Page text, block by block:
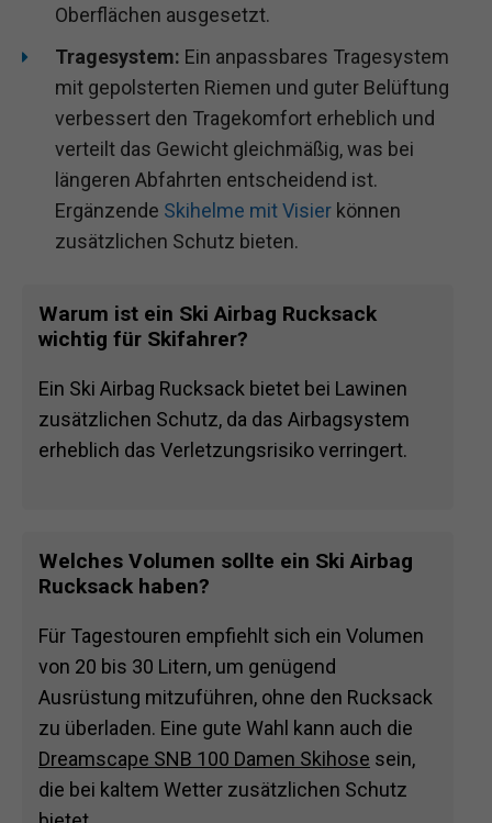
Oberflächen ausgesetzt.
Tragesystem: Ein anpassbares Tragesystem
mit gepolsterten Riemen und guter Belüftung
verbessert den Tragekomfort erheblich und
verteilt das Gewicht gleichmäßig, was bei
längeren Abfahrten entscheidend ist.
Ergänzende Skihelme mit Visier können
zusätzlichen Schutz bieten.
Warum ist ein Ski Airbag Rucksack
wichtig für Skifahrer?
Ein Ski Airbag Rucksack bietet bei Lawinen
zusätzlichen Schutz, da das Airbagsystem
erheblich das Verletzungsrisiko verringert.
Welches Volumen sollte ein Ski Airbag
Rucksack haben?
Für Tagestouren empfiehlt sich ein Volumen
von 20 bis 30 Litern, um genügend
Ausrüstung mitzuführen, ohne den Rucksack
zu überladen. Eine gute Wahl kann auch die
Dreamscape SNB 100 Damen Skihose sein,
die bei kaltem Wetter zusätzlichen Schutz